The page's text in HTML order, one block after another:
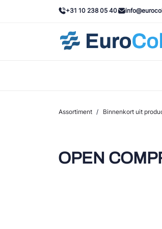
+31 10 238 05 40
Assortiment / Binnenkort uit
OPEN